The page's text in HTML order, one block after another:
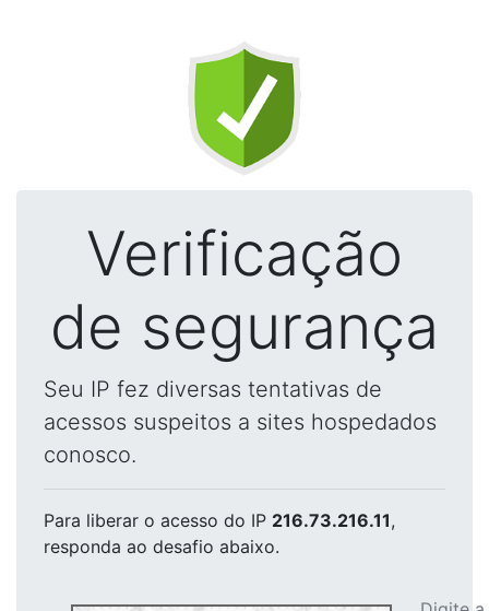
Verificação
de segurança
Seu IP fez diversas tentativas de
acessos suspeitos a sites hospedados
conosco.
Para liberar o acesso do IP 216.73.216.11,
responda ao desafio abaixo.